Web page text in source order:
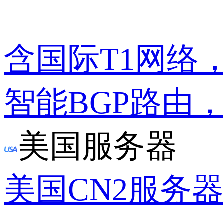
含国际T1网络
智能BGP路由
美国服务器
美国CN2服务器